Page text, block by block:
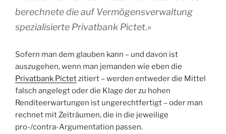
berechnete die auf Vermögensverwaltung
spezialisierte Privatbank Pictet.»
Sofern man dem glauben kann – und davon ist
auszugehen, wenn man jemanden wie eben die
Privatbank Pictetzitiert – werden entweder die Mittel
falsch angelegt oder die Klage der zu hohen
Renditeerwartungen ist ungerechtfertigt – oder man
rechnet mit Zeiträumen, die in die jeweilige
pro-/contra-Argumentation passen.